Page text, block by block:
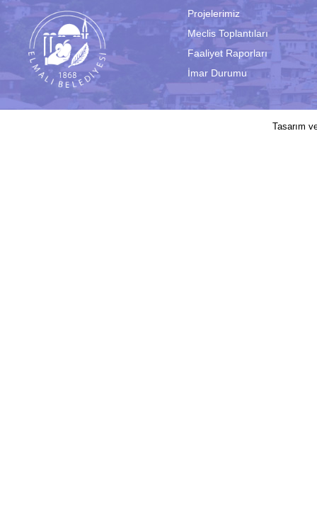
Projelerimiz
Meclis Toplantıları
Faaliyet Raporları
İmar Durumu
Tasarım